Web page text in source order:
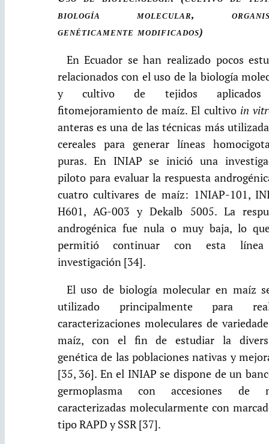
biología molecular,
genéticamente modificados)
En Ecuador se han realizado pocos
relacionados con el uso de la biología
y cultivo de tejidos
fitomejoramiento de maíz. El cultivo in
anteras es una de las técnicas más
cereales para generar líneas
puras. En INIAP se inició una
piloto para evaluar la respuesta
cuatro cultivares de maíz: 1NIAP-101,
H601, AG-003 y Dekalb 5005. La
androgénica fue nula o muy baja, lo
permitió continuar con esta
investigación [34].
El uso de biología molecular en maíz
utilizado principalmente para
caracterizaciones moleculares de
maíz, con el fin de estudiar la
genética de las poblaciones nativas y
[35, 36]. En el INIAP se dispone de un
germoplasma con accesiones de
caracterizadas molecularmente con
tipo RAPD y SSR [37].